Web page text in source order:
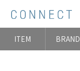
ITEM BRAND